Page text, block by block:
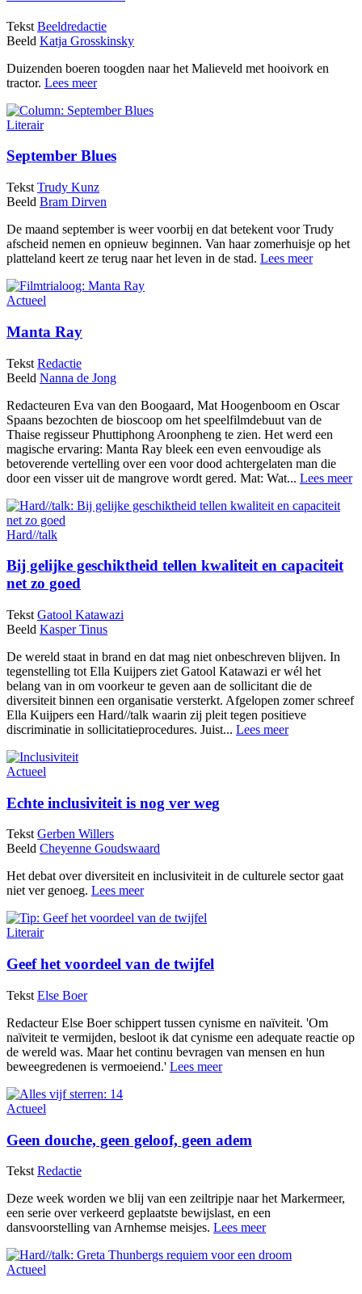
Tekst Beeldredactie
Beeld Katja Grosskinsky
Duizenden boeren toogden naar het Malieveld met hooivork en
tractor. Lees meer
Literair
September Blues
Tekst Trudy Kunz
Beeld Bram Dirven
De maand september is weer voorbij en dat betekent voor Trudy
afscheid nemen en opnieuw beginnen. Van haar zomerhuisje op het
platteland keert ze terug naar het leven in de stad. Lees meer
Actueel
Manta Ray
Tekst Redactie
Beeld Nanna de Jong
Redacteuren Eva van den Boogaard, Mat Hoogenboom en Oscar
Spaans bezochten de bioscoop om het speelfilmdebuut van de
Thaise regisseur Phuttiphong Aroonpheng te zien. Het werd een
magische ervaring: Manta Ray bleek een even eenvoudige als
betoverende vertelling over een voor dood achtergelaten man die
door een visser uit de mangrove wordt gered. Mat: Wat... Lees meer
Hard//talk
Bij gelijke geschiktheid tellen kwaliteit en capaciteit
net zo goed
Tekst Gatool Katawazi
Beeld Kasper Tinus
De wereld staat in brand en dat mag niet onbeschreven blijven. In
tegenstelling tot Ella Kuijpers ziet Gatool Katawazi er wél het
belang van in om voorkeur te geven aan de sollicitant die de
diversiteit binnen een organisatie versterkt. Afgelopen zomer schreef
Ella Kuijpers een Hard//talk waarin zij pleit tegen positieve
discriminatie in sollicitatieprocedures. Juist... Lees meer
Actueel
Echte inclusiviteit is nog ver weg
Tekst Gerben Willers
Beeld Cheyenne Goudswaard
Het debat over diversiteit en inclusiviteit in de culturele sector gaat
niet ver genoeg. Lees meer
Literair
Geef het voordeel van de twijfel
Tekst Else Boer
Redacteur Else Boer schippert tussen cynisme en naïviteit. 'Om
naïviteit te vermijden, besloot ik dat cynisme een adequate reactie op
de wereld was. Maar het continu bevragen van mensen en hun
beweegredenen is vermoeiend.' Lees meer
Actueel
Geen douche, geen geloof, geen adem
Tekst Redactie
Deze week worden we blij van een zeiltripje naar het Markermeer,
een serie over verkeerd geplaatste bewijslast, en een
dansvoorstelling van Arnhemse meisjes. Lees meer
Actueel